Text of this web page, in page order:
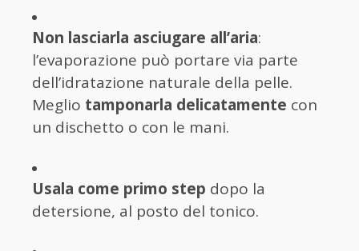
Non lasciarla asciugare all’aria:
l’evaporazione può portare via parte
dell’idratazione naturale della pelle.
Meglio tamponarla delicatamente con
un dischetto o con le mani.
Usala come primo step dopo la
detersione, al posto del tonico.